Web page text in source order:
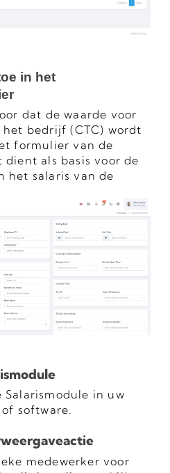
in het
dat de waarde voor
bedrijf (CTC) wordt
formulier van de
dient als basis voor de
het salaris van de
Salarismodule in uw
software.
medewerker voor